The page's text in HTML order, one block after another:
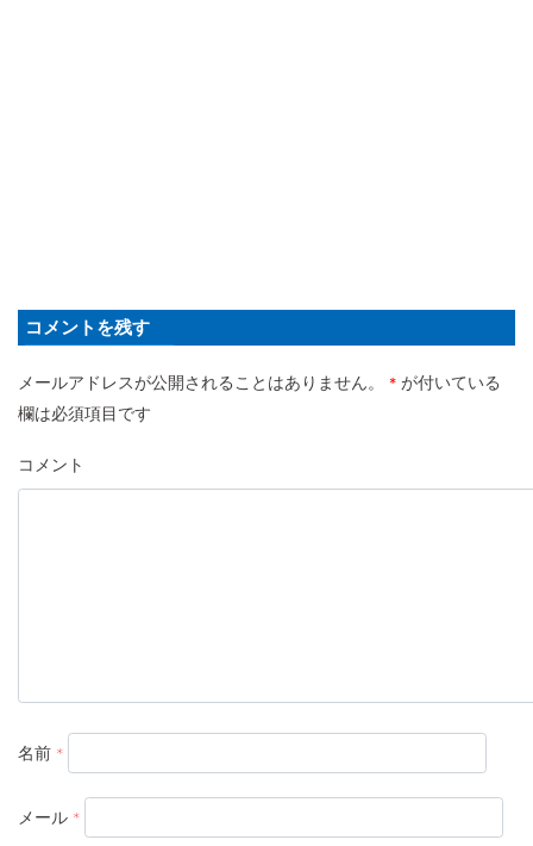
コメントを残す
メールアドレスが公開されることはありません。 * が付いている
欄は必須項目です
コメント
名前 *
メール *